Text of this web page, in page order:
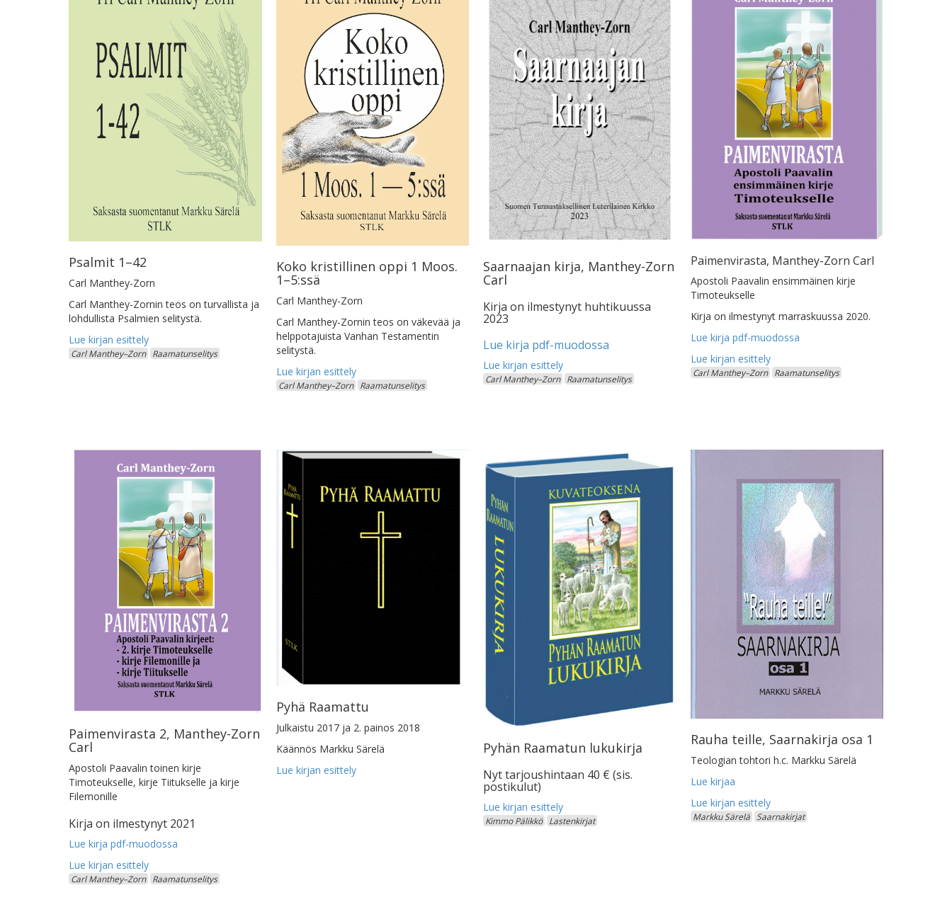
Psalmit 1–42
Carl Manthey-Zorn
Carl Manthey-Zornin teos on turvallista ja
lohdullista Psalmien selitystä.
Carl Manthey–Zorn Raamatunselitys
Koko kristillinen oppi 1 Moos.
1–5:ssä
Carl Manthey-Zorn
Carl Manthey-Zornin teos on väkevää ja
helppotajuista Vanhan Testamentin
selitystä.
Carl Manthey–Zorn Raamatunselitys
Saarnaajan kirja, Manthey-Zorn
Carl
Kirja on ilmestynyt huhtikuussa
2023
Lue kirja pdf-muodossa
Carl Manthey–Zorn Raamatunselitys
Paimenvirasta, Manthey-Zorn Carl
Apostoli Paavalin ensimmäinen kirje
Timoteukselle
Kirja on ilmestynyt marraskuussa 2020.
Lue kirja pdf-muodossa
Carl Manthey–Zorn Raamatunselitys
Paimenvirasta 2, Manthey-Zorn
Carl
Apostoli Paavalin toinen kirje
Timoteukselle, kirje Tiitukselle ja kirje
Filemonille
Kirja on ilmestynyt 2021
Lue kirja pdf-muodossa
Carl Manthey–Zorn Raamatunselitys
Pyhä Raamattu
Julkaistu 2017 ja 2. painos 2018
Käännös Markku Särelä
Pyhän Raamatun lukukirja
Nyt tarjoushintaan 40 € (sis.
postikulut)
Kimmo Pälikkö Lastenkirjat
Rauha teille, Saarnakirja osa 1
Teologian tohtori h.c. Markku Särelä
Lue kirjaa
Markku Särelä Saarnakirjat